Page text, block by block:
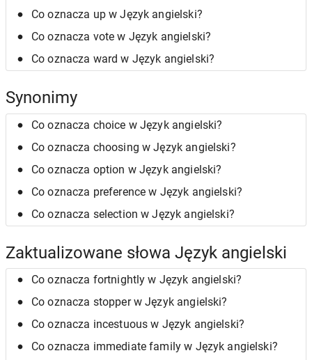
Co oznacza up w Język angielski?
Co oznacza vote w Język angielski?
Co oznacza ward w Język angielski?
Synonimy
Co oznacza choice w Język angielski?
Co oznacza choosing w Język angielski?
Co oznacza option w Język angielski?
Co oznacza preference w Język angielski?
Co oznacza selection w Język angielski?
Zaktualizowane słowa Język angielski
Co oznacza fortnightly w Język angielski?
Co oznacza stopper w Język angielski?
Co oznacza incestuous w Język angielski?
Co oznacza immediate family w Język angielski?